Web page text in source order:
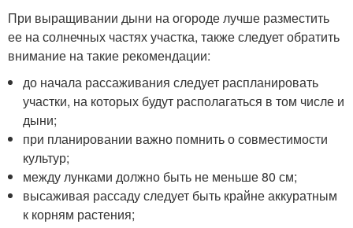
При выращивании дыни на огороде лучше разместить
ее на солнечных частях участка, также следует обратить
внимание на такие рекомендации:
до начала рассаживания следует распланировать
участки, на которых будут располагаться в том числе и
дыни;
при планировании важно помнить о совместимости
культур;
между лунками должно быть не меньше 80 см;
высаживая рассаду следует быть крайне аккуратным
к корням растения;